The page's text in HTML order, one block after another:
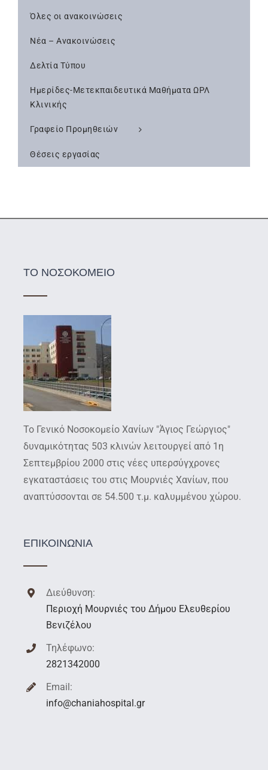
Όλες οι ανακοινώσεις
Νέα – Ανακοινώσεις
Δελτία Τύπου
Ημερίδες-Μετεκπαιδευτικά Μαθήματα ΩΡΛ
Κλινικής
Γραφείο Προμηθειών
Θέσεις εργασίας
ΤΟ ΝΟΣΟΚΟΜΕΙΟ
Το Γενικό Νοσοκομείο Χανίων "Άγιος Γεώργιος"
δυναμικότητας 503 κλινών λειτουργεί από 1η
Σεπτεμβρίου 2000 στις νέες υπερσύγχρονες
εγκαταστάσεις του στις Μουρνιές Χανίων, που
αναπτύσσονται σε 54.500 τ.μ. καλυμμένου χώρου.
ΕΠΙΚΟΙΝΩΝΙΑ
Διεύθυνση:
Περιοχή Μουρνιές του Δήμου Ελευθερίου
Βενιζέλου
Τηλέφωνο:
2821342000
Email:
info@chaniahospital.gr